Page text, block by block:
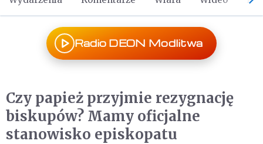
Radio DEON Modlitwa
Czy papież przyjmie rezygnację
biskupów? Mamy oficjalne
stanowisko episkopatu